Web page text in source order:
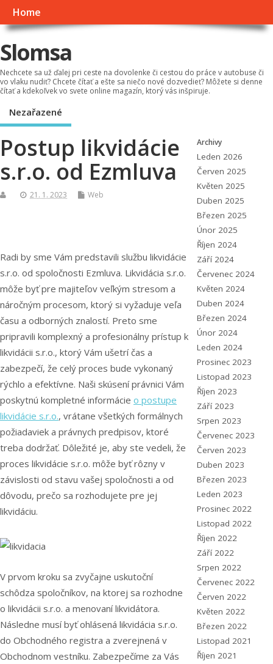
Home
Slomsa
Nechcete sa už ďalej pri ceste na dovolenke či cestou do práce v autobuse či
vo vlaku nudiť? Chcete čítať a ešte sa niečo nové dozvedieť? Môžete si denne
čítať a kdekoľvek vo svete online magazín, ktorý vás inšpiruje.
Nezařazené
Postup likvidácie
s.r.o. od Ezmluva
21. 1. 2023 Web
Radi by sme Vám predstavili službu likvidácie
s.r.o. od spoločnosti Ezmluva. Likvidácia s.r.o.
môže byť pre majiteľov veľkým stresom a
náročným procesom, ktorý si vyžaduje veľa
času a odborných znalostí. Preto sme
pripravili komplexný a profesionálny prístup k
likvidácii s.r.o., ktorý Vám ušetrí čas a
zabezpečí, že celý proces bude vykonaný
rýchlo a efektívne. Naši skúsení právnici Vám
poskytnú kompletné informácie o postupe
likvidácie s.r.o., vrátane všetkých formálnych
požiadaviek a právnych predpisov, ktoré
treba dodržať. Dôležité je, aby ste vedeli, že
proces likvidácie s.r.o. môže byť rôzny v
závislosti od stavu vašej spoločnosti a od
dôvodu, prečo sa rozhodujete pre jej
likvidáciu.
V prvom kroku sa zvyčajne uskutoční
schôdza spoločníkov, na ktorej sa rozhodne
o likvidácii s.r.o. a menovaní likvidátora.
Následne musí byť ohlásená likvidácia s.r.o.
do Obchodného registra a zverejnená v
Obchodnom vestníku. Zabezpečíme za Vás
Archivy
Leden 2026
Červen 2025
Květen 2025
Duben 2025
Březen 2025
Únor 2025
Říjen 2024
Září 2024
Červenec 2024
Květen 2024
Duben 2024
Březen 2024
Únor 2024
Leden 2024
Prosinec 2023
Listopad 2023
Říjen 2023
Září 2023
Srpen 2023
Červenec 2023
Červen 2023
Duben 2023
Březen 2023
Leden 2023
Prosinec 2022
Listopad 2022
Říjen 2022
Září 2022
Srpen 2022
Červenec 2022
Červen 2022
Květen 2022
Březen 2022
Listopad 2021
Říjen 2021